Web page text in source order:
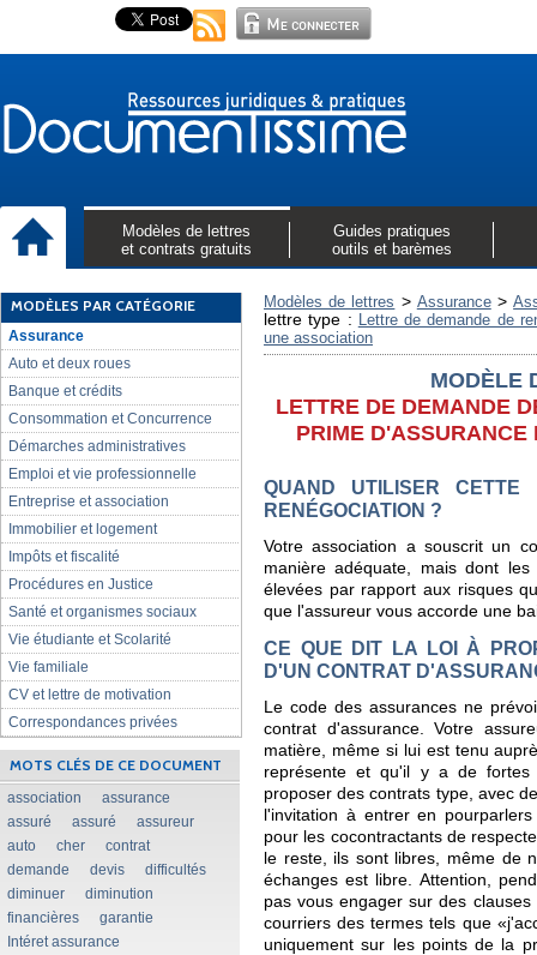
Modèles de lettres
et contrats gratuits
Guides pratiques
outils et barèmes
MODÈLES PAR CATÉGORIE
Assurance
Auto et deux roues
Banque et crédits
Consommation et Concurrence
Démarches administratives
Emploi et vie professionnelle
Entreprise et association
Immobilier et logement
Impôts et fiscalité
Procédures en Justice
Santé et organismes sociaux
Vie étudiante et Scolarité
Vie familiale
CV et lettre de motivation
Correspondances privées
MOTS CLÉS DE CE DOCUMENT
association
assurance
assuré
assuré
assureur
auto
cher
contrat
demande
devis
difficultés
diminuer
diminution
financières
garantie
Intéret assurance
Modèles de lettres > Assurance>
lettre type : Lettre de demande de
une association
MODÈLE
LETTRE DE DEMANDE
PRIME D'ASSURANCE
QUAND UTILISER
RENÉGOCIATION ?
Votre association a souscrit un
manière adéquate, mais dont
élevées par rapport aux risques
que l'assureur vous accorde une
CE QUE DIT LA LOI À
D'UN CONTRAT
Le code des assurances ne
contrat d'assurance. Votre
matière, même si lui est tenu
représente et qu'il y a de
proposer des contrats type, avec
l'invitation à entrer en
pour les cocontractants de
le reste, ils sont libres, même de
échanges est libre. Attention,
pas vous engager sur des
courriers des termes tels que
uniquement sur les points de la